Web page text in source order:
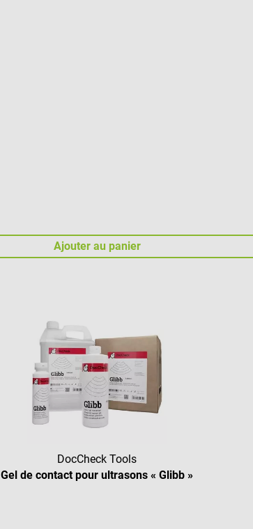
Ajouter au panier
DocCheck Tools
Gel de contact pour ultrasons « Glibb »